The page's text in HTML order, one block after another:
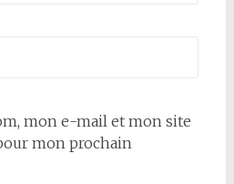
mon e-mail et mon site
mon prochain